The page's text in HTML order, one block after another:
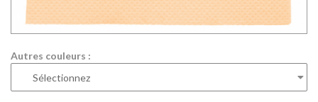
Autres couleurs :